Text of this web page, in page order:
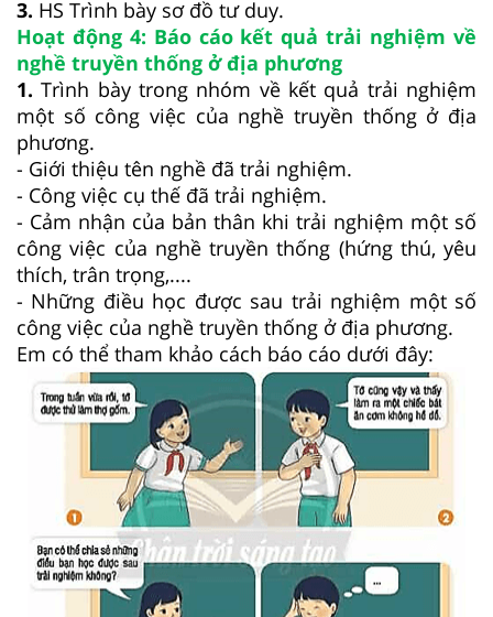
3. HS Trình bày sơ đồ tư duy.
Hoạt động 4: Báo cáo kết quả trải nghiệm về
nghề truyền thống ở địa phương
1.Trình bày trong nhóm về kết quả trải nghiệm
một số công việc của nghề truyền thống ở địa
phương.
- Giới thiệu tên nghề đã trải nghiệm.
- Công việc cụ thế đã trải nghiệm.
- Cảm nhận của bản thân khi trải nghiệm một số
công việc của nghề truyền thống (hứng thú, yêu
thích, trân trọng,....
- Những điều học được sau trải nghiệm một số
công việc của nghề truyền thống ở địa phương.
Em có thể tham khảo cách báo cáo dưới đây: